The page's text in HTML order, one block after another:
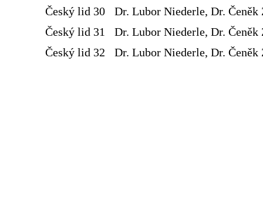
Český lid 30
Dr. Lubor Niederle, Dr. Čeněk
Český lid 31
Dr. Lubor Niederle, Dr. Čeněk
Český lid 32
Dr. Lubor Niederle, Dr. Čeněk